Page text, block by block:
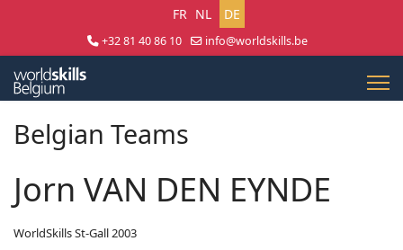
Sprache auswählen
FR NL DE
+32 81 40 86 10
info@worldskills.be
Belgian Teams
Jorn VAN DEN EYNDE
WorldSkills St-Gall 2003